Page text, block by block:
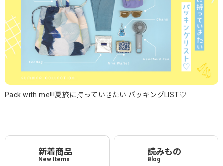
Pack with me!!!夏旅に持っていきたい パッキングLIST♡
新着商品
New Items
読みもの
Blog